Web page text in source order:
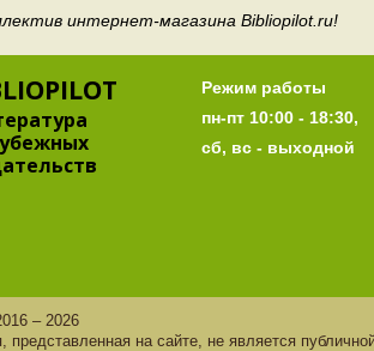
интернет-магазина Bibliopilot.ru!
Режим работы
пн-пт 10:00 - 18:30,
сб, вс - выходной
– 2026
представленная на сайте, не является